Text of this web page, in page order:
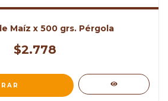
Maíz x 500 grs. Pérgola
$2.778